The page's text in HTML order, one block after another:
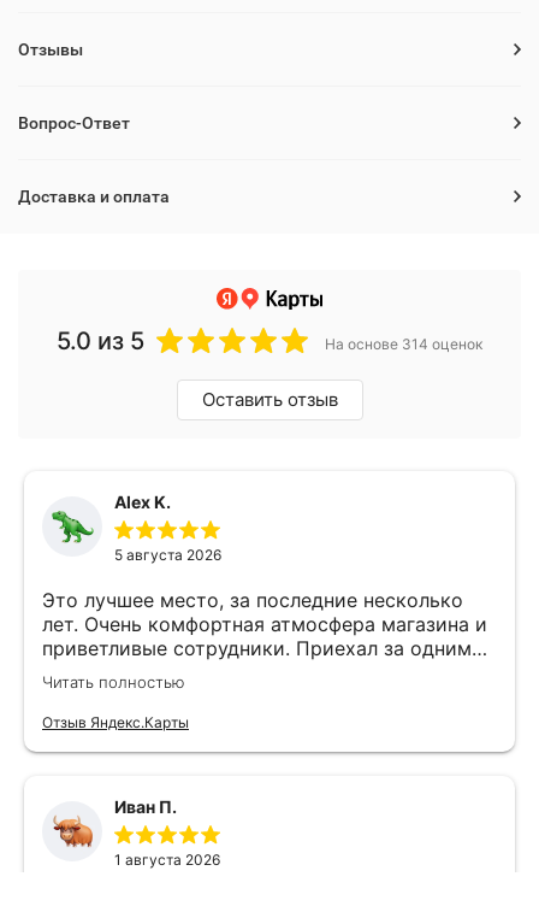
Отзывы
Вопрос-Ответ
Доставка и оплата